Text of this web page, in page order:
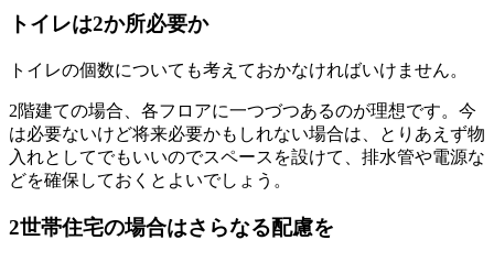
トイレは2か所必要か
トイレの個数についても考えておかなければいけません。
2階建ての場合、各フロアに一つづつあるのが理想です。今
は必要ないけど将来必要かもしれない場合は、とりあえず物
入れとしてでもいいのでスペースを設けて、排水管や電源な
どを確保しておくとよいでしょう。
2世帯住宅の場合はさらなる配慮を